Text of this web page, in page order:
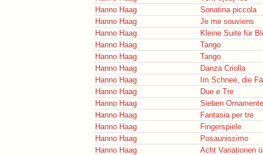
Hanno Haag
Sonatina piccola
Hanno Haag
Je me souviens
Hanno Haag
Kleine Suite für
Hanno Haag
Tango
Hanno Haag
Tango
Hanno Haag
Danza Criolla
Hanno Haag
Im Schnee, die
Hanno Haag
Due e Tre
Hanno Haag
Sieben Ornamente
Hanno Haag
Fantasia per tre
Hanno Haag
Fingerspiele
Hanno Haag
Posaunissimo
Hanno Haag
Acht Variationen